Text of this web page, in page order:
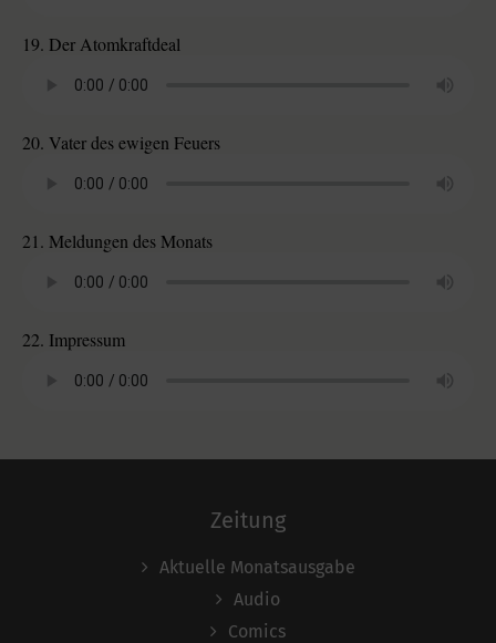
19. Der Atomkraftdeal
20. Vater des ewigen Feuers
21. Meldungen des Monats
22. Impressum
Zeitung
Aktuelle Monatsausgabe
Audio
Comics